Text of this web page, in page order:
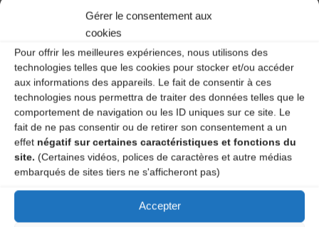
Gérer le consentement aux
cookies
Pour offrir les meilleures expériences, nous utilisons des
technologies telles que les cookies pour stocker et/ou accéder
aux informations des appareils. Le fait de consentir à ces
technologies nous permettra de traiter des données telles que le
comportement de navigation ou les ID uniques sur ce site. Le
fait de ne pas consentir ou de retirer son consentement a un
effet négatif sur certaines caractéristiques et fonctions du
site. (Certaines vidéos, polices de caractères et autre médias
embarqués de sites tiers ne s'afficheront pas)
Accepter
Puy où prendre rdv pour un test PCR ou antigénique
L’équipe se réjouit de vous retrouver malgré tout sur le
parquet du festival pour danser la semaine prochaine !
A bientôt,
L’équipe des Basaltiques
Festival : toutes les billetteries sont disponibles
!
Les Basaltiques, c’est fini mais rendez-vous
l’année prochaine !